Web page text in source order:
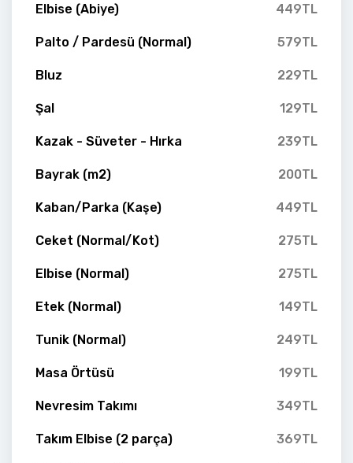
Elbise (Abiye) 449TL
Palto / Pardesü (Normal) 579TL
Bluz 229TL
Şal 129TL
Kazak - Süveter - Hırka 239TL
Bayrak (m2) 200TL
Kaban/Parka (Kaşe) 449TL
Ceket (Normal/Kot) 275TL
Elbise (Normal) 275TL
Etek (Normal) 149TL
Tunik (Normal) 249TL
Masa Örtüsü 199TL
Nevresim Takımı 349TL
Takım Elbise (2 parça) 369TL